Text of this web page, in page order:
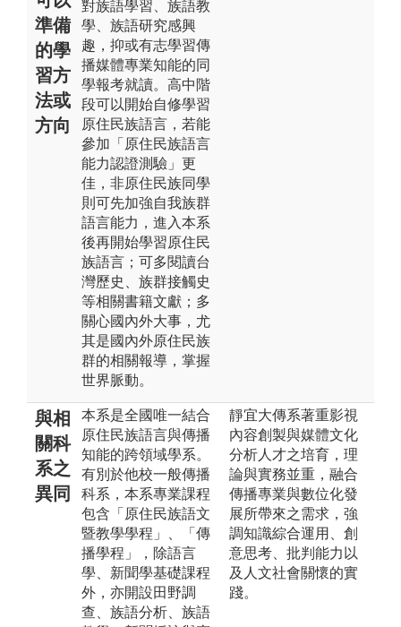
準備
的學
習方
法或
方向
對族語學習、族語教
學、族語研究感興
趣，抑或有志學習傳
播媒體專業知能的同
學報考就讀。高中階
段可以開始自修學習
原住民族語言，若能
參加「原住民族語言
能力認證測驗」更
佳，非原住民族同學
則可先加強自我族群
語言能力，進入本系
後再開始學習原住民
族語言；可多閱讀台
灣歷史、族群接觸史
等相關書籍文獻；多
關心國內外大事，尤
其是國內外原住民族
群的相關報導，掌握
世界脈動。
與相
關科
系之
異同
本系是全國唯一結合
原住民族語言與傳播
知能的跨領域學系。
有別於他校一般傳播
科系，本系專業課程
包含「原住民族語文
暨教學學程」、「傳
播學程」，除語言
學、新聞學基礎課程
外，亦開設田野調
查、族語分析、族語
靜宜大傳系著重影視
內容創製與媒體文化
分析人才之培育，理
論與實務並重，融合
傳播專業與數位化發
展所帶來之需求，強
調知識綜合運用、創
意思考、批判能力以
及人文社會關懷的實
踐。